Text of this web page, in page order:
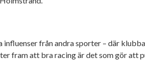
från andra sporter – där
att bra racing är det som gör att